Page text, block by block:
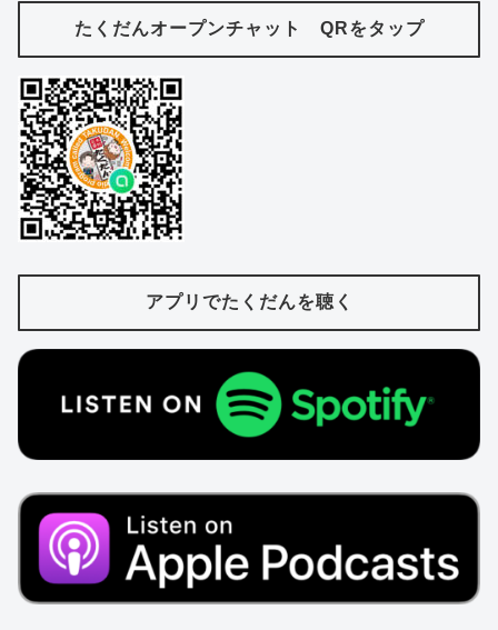
たくだんオープンチャット QRをタップ
アプリでたくだんを聴く